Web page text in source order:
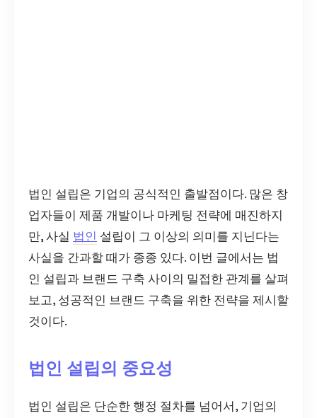
법인 설립은 기업의 공식적인 출발점이다. 많은 창
업자들이 제품 개발이나 마케팅 전략에 매진하지
만, 사실 법인 설립이 그 이상의 의미를 지닌다는
사실을 간과할 때가 종종 있다. 이번 글에서는 법
인 설립과 브랜드 구축 사이의 밀접한 관계를 살펴
보고, 성공적인 브랜드 구축을 위한 전략을 제시할
것이다.
법인 설립의 중요성
법인 설립은 단순한 행정 절차를 넘어서, 기업의